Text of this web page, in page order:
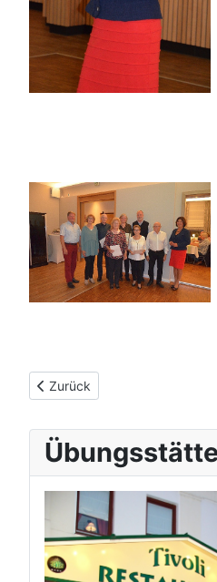
Vorheriger Beitrag: Ehrung
Zurück